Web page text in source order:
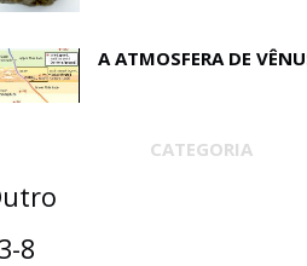
A ATMOSFERA DE
CATEGORIA
8